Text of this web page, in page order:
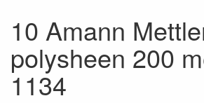
10 Amann
polysheen 200
1134